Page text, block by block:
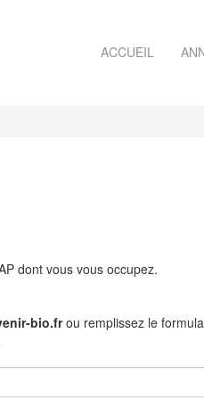
ACCUEIL
dont vous vous occupez.
bio.frou remplissez le